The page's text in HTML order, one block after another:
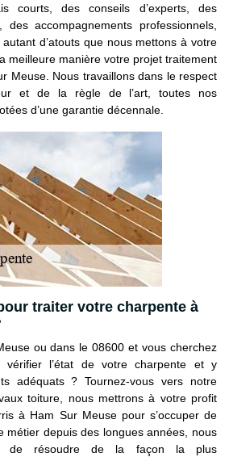
courts, des conseils d’experts, des
des accompagnements professionnels,
d’atouts que nous mettons à votre
meilleure manière votre projet traitement
Meuse. Nous travaillons dans le respect
et de la règle de l’art, toutes nos
d’une garantie décennale.
traiter votre charpente à
ou dans le 08600 et vous cherchez
vérifier l’état de votre charpente et y
adéquats ? Tournez-vous vers notre
toiture, nous mettrons à votre profit
à Ham Sur Meuse pour s’occuper de
métier depuis des longues années, nous
de résoudre de la façon la plus